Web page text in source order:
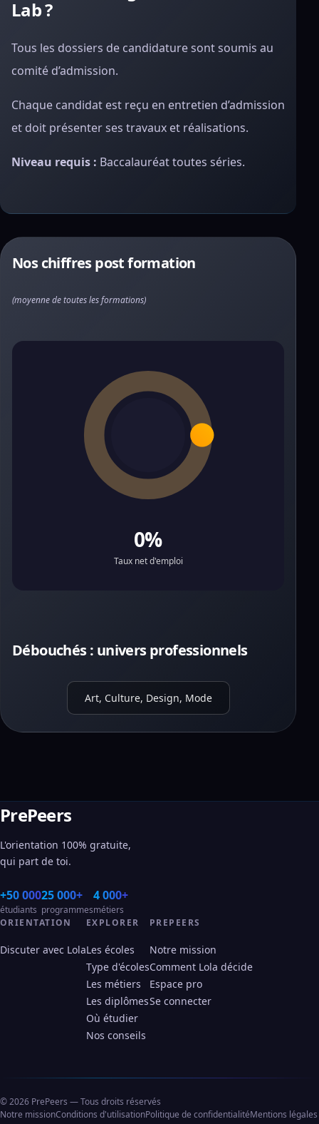
Lab ?
Tous les dossiers de candidature sont soumis au
comité d’admission.
Chaque candidat est reçu en entretien d’admission
et doit présenter ses travaux et réalisations.
Niveau requis : Baccalauréat toutes séries.
Nos chiffres post formation
(moyenne de toutes les formations)
0%
Taux net d'emploi
Débouchés : univers professionnels
Art, Culture, Design, Mode
PrePeers
L'orientation 100% gratuite,
qui part de toi.
+50 000
étudiants
25 000+
programmes
4 000+
métiers
ORIENTATION
Discuter avec Lola
EXPLORER
Les écoles
Type d'écoles
Les métiers
Les diplômes
Où étudier
Nos conseils
PREPEERS
Notre mission
Comment Lola décide
Espace pro
Se connecter
© 2026 PrePeers — Tous droits réservés
Notre missionConditions d'utilisationPolitique de confidentialitéMentions légales